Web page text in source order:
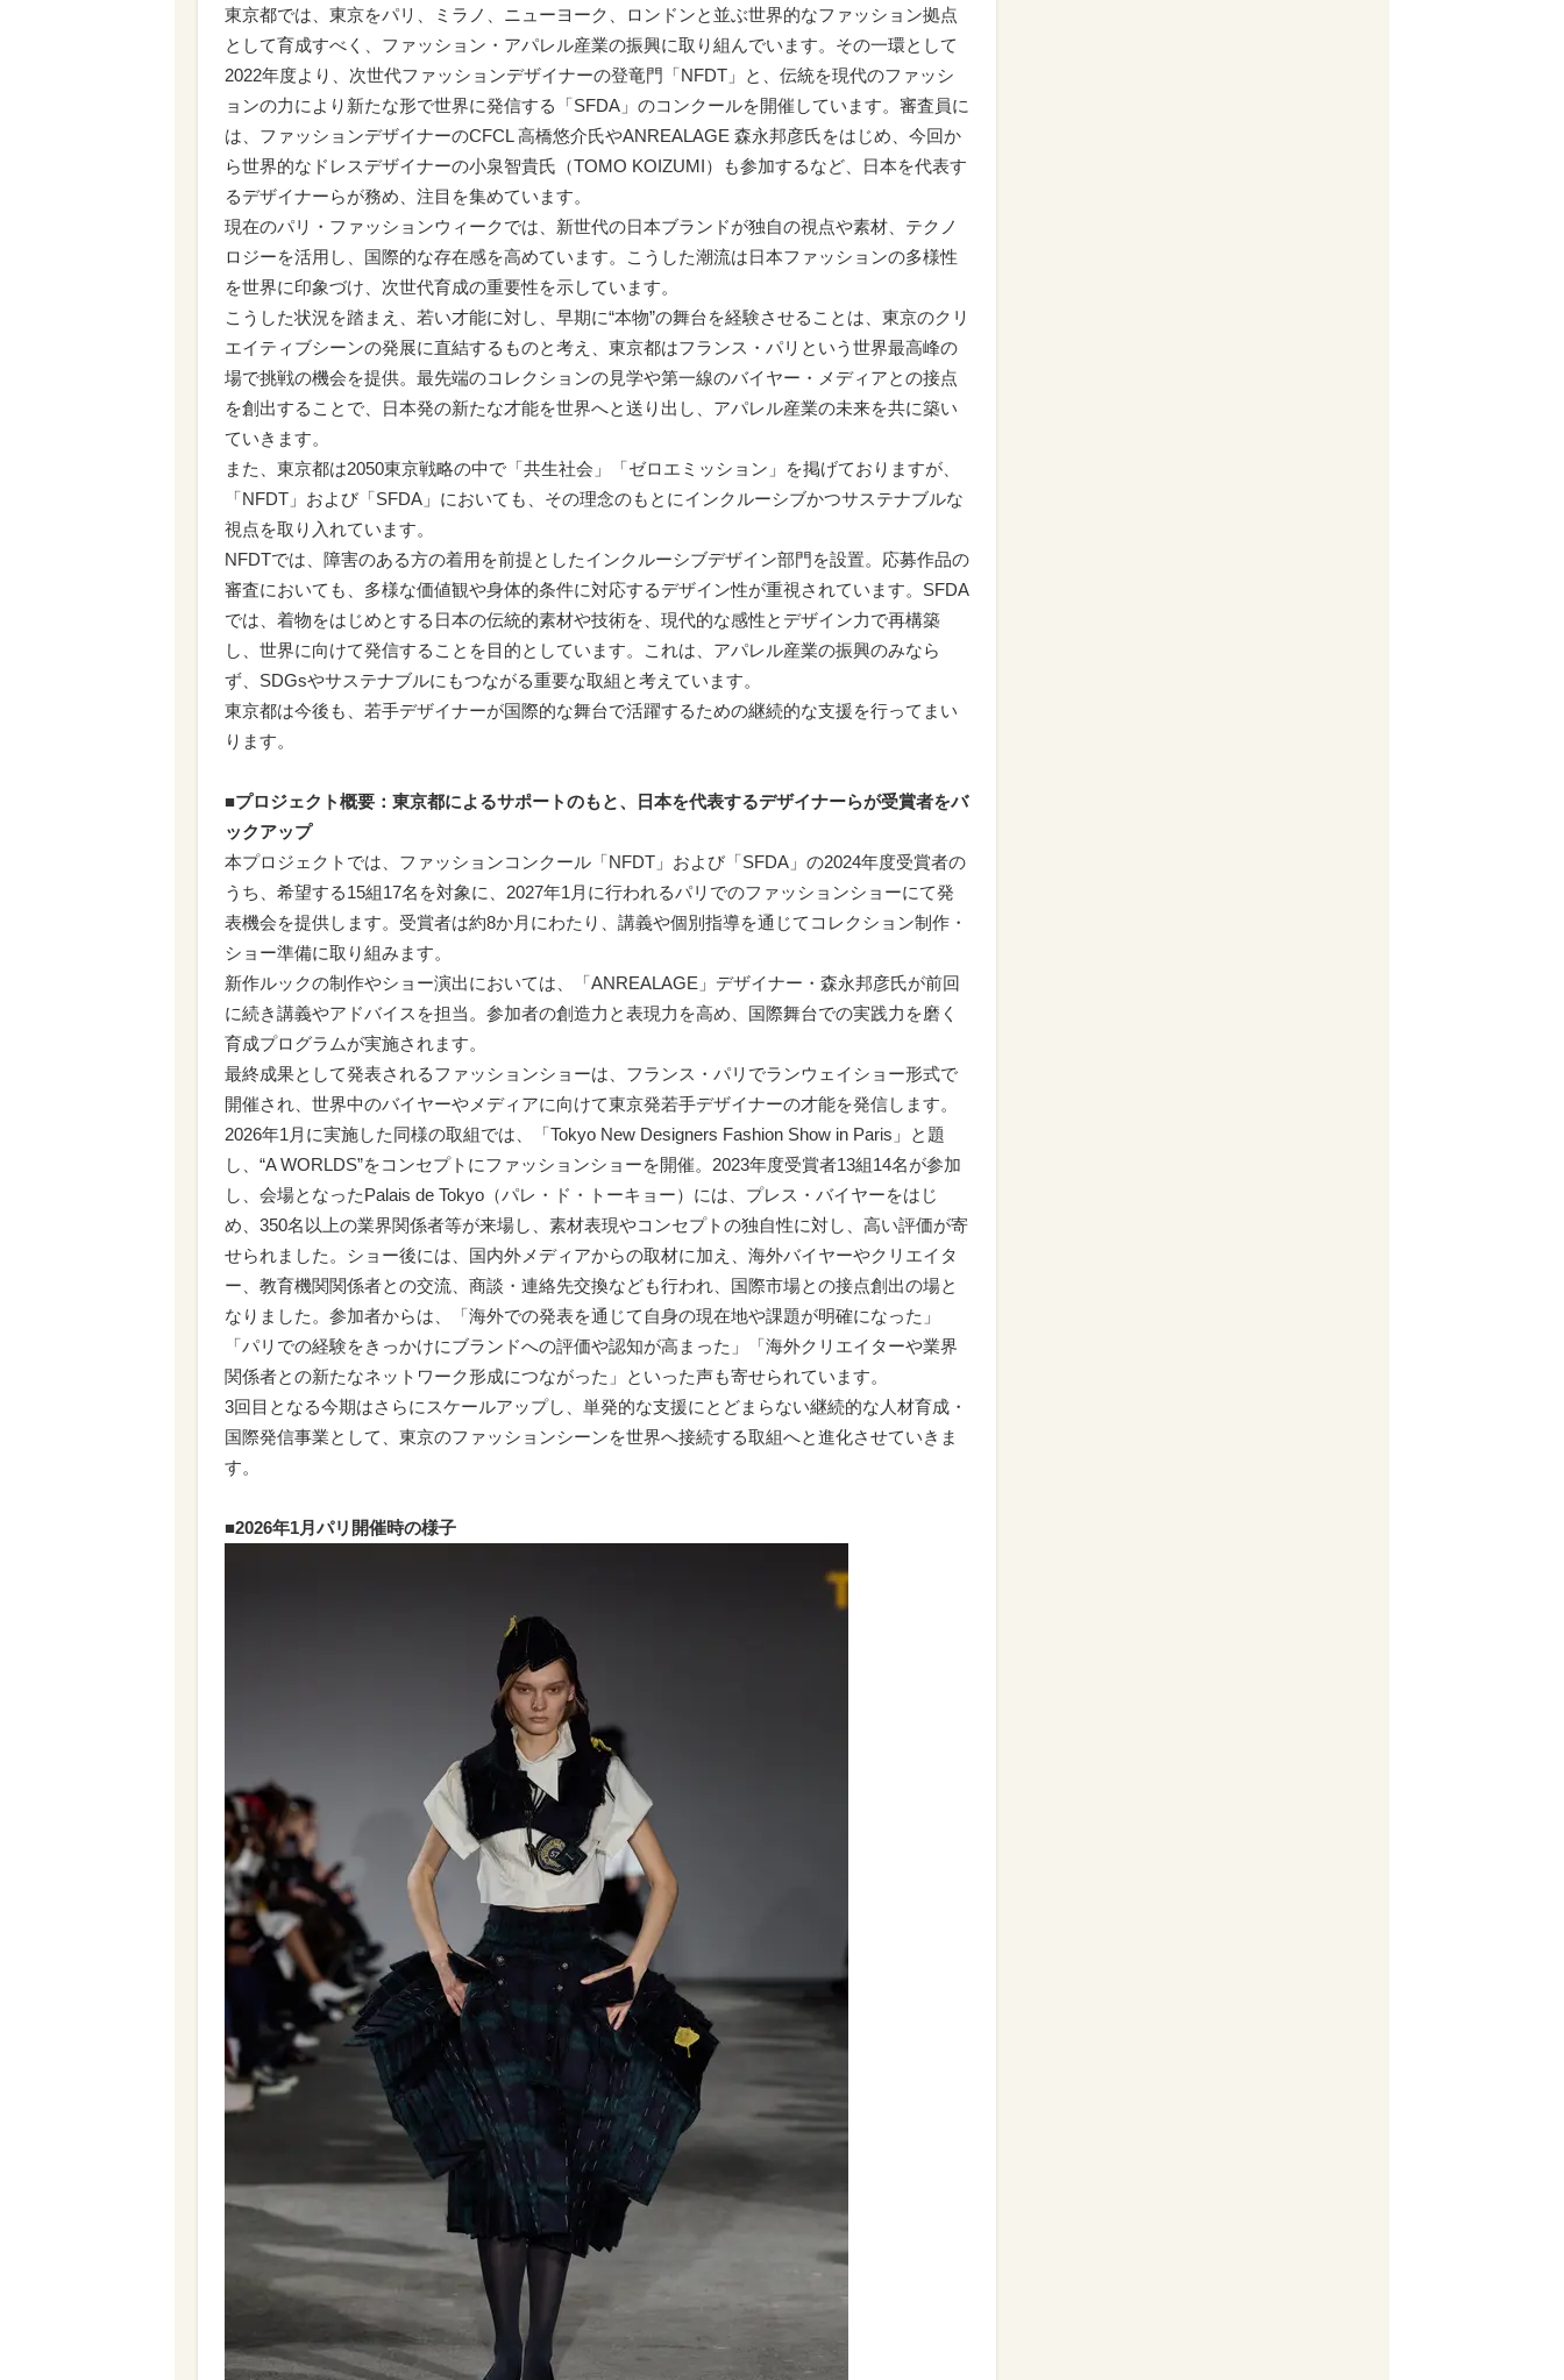
東京都では、東京をパリ、ミラノ、ニューヨーク、ロンドンと並ぶ世界的なファッション拠点
として育成すべく、ファッション・アパレル産業の振興に取り組んでいます。その一環として
2022年度より、次世代ファッションデザイナーの登竜門「NFDT」と、伝統を現代のファッシ
ョンの力により新たな形で世界に発信する「SFDA」のコンクールを開催しています。審査員に
は、ファッションデザイナーのCFCL 高橋悠介氏やANREALAGE 森永邦彦氏をはじめ、今回か
ら世界的なドレスデザイナーの小泉智貴氏（TOMO KOIZUMI）も参加するなど、日本を代表す
るデザイナーらが務め、注目を集めています。
現在のパリ・ファッションウィークでは、新世代の日本ブランドが独自の視点や素材、テクノ
ロジーを活用し、国際的な存在感を高めています。こうした潮流は日本ファッションの多様性
を世界に印象づけ、次世代育成の重要性を示しています。
こうした状況を踏まえ、若い才能に対し、早期に“本物”の舞台を経験させることは、東京のクリ
エイティブシーンの発展に直結するものと考え、東京都はフランス・パリという世界最高峰の
場で挑戦の機会を提供。最先端のコレクションの見学や第一線のバイヤー・メディアとの接点
を創出することで、日本発の新たな才能を世界へと送り出し、アパレル産業の未来を共に築い
ていきます。
また、東京都は2050東京戦略の中で「共生社会」「ゼロエミッション」を掲げておりますが、
「NFDT」および「SFDA」においても、その理念のもとにインクルーシブかつサステナブルな
視点を取り入れています。
NFDTでは、障害のある方の着用を前提としたインクルーシブデザイン部門を設置。応募作品の
審査においても、多様な価値観や身体的条件に対応するデザイン性が重視されています。SFDA
では、着物をはじめとする日本の伝統的素材や技術を、現代的な感性とデザイン力で再構築
し、世界に向けて発信することを目的としています。これは、アパレル産業の振興のみなら
ず、SDGsやサステナブルにもつながる重要な取組と考えています。
東京都は今後も、若手デザイナーが国際的な舞台で活躍するための継続的な支援を行ってまい
ります。
■プロジェクト概要：東京都によるサポートのもと、日本を代表するデザイナーらが受賞者をバ
ックアップ
本プロジェクトでは、ファッションコンクール「NFDT」および「SFDA」の2024年度受賞者の
うち、希望する15組17名を対象に、2027年1月に行われるパリでのファッションショーにて発
表機会を提供します。受賞者は約8か月にわたり、講義や個別指導を通じてコレクション制作・
ショー準備に取り組みます。
新作ルックの制作やショー演出においては、「ANREALAGE」デザイナー・森永邦彦氏が前回
に続き講義やアドバイスを担当。参加者の創造力と表現力を高め、国際舞台での実践力を磨く
育成プログラムが実施されます。
最終成果として発表されるファッションショーは、フランス・パリでランウェイショー形式で
開催され、世界中のバイヤーやメディアに向けて東京発若手デザイナーの才能を発信します。
2026年1月に実施した同様の取組では、「Tokyo New Designers Fashion Show in Paris」と題
し、“A WORLDS”をコンセプトにファッションショーを開催。2023年度受賞者13組14名が参加
し、会場となったPalais de Tokyo（パレ・ド・トーキョー）には、プレス・バイヤーをはじ
め、350名以上の業界関係者等が来場し、素材表現やコンセプトの独自性に対し、高い評価が寄
せられました。ショー後には、国内外メディアからの取材に加え、海外バイヤーやクリエイタ
ー、教育機関関係者との交流、商談・連絡先交換なども行われ、国際市場との接点創出の場と
なりました。参加者からは、「海外での発表を通じて自身の現在地や課題が明確になった」
「パリでの経験をきっかけにブランドへの評価や認知が高まった」「海外クリエイターや業界
関係者との新たなネットワーク形成につながった」といった声も寄せられています。
3回目となる今期はさらにスケールアップし、単発的な支援にとどまらない継続的な人材育成・
国際発信事業として、東京のファッションシーンを世界へ接続する取組へと進化させていきま
す。
■2026年1月パリ開催時の様子